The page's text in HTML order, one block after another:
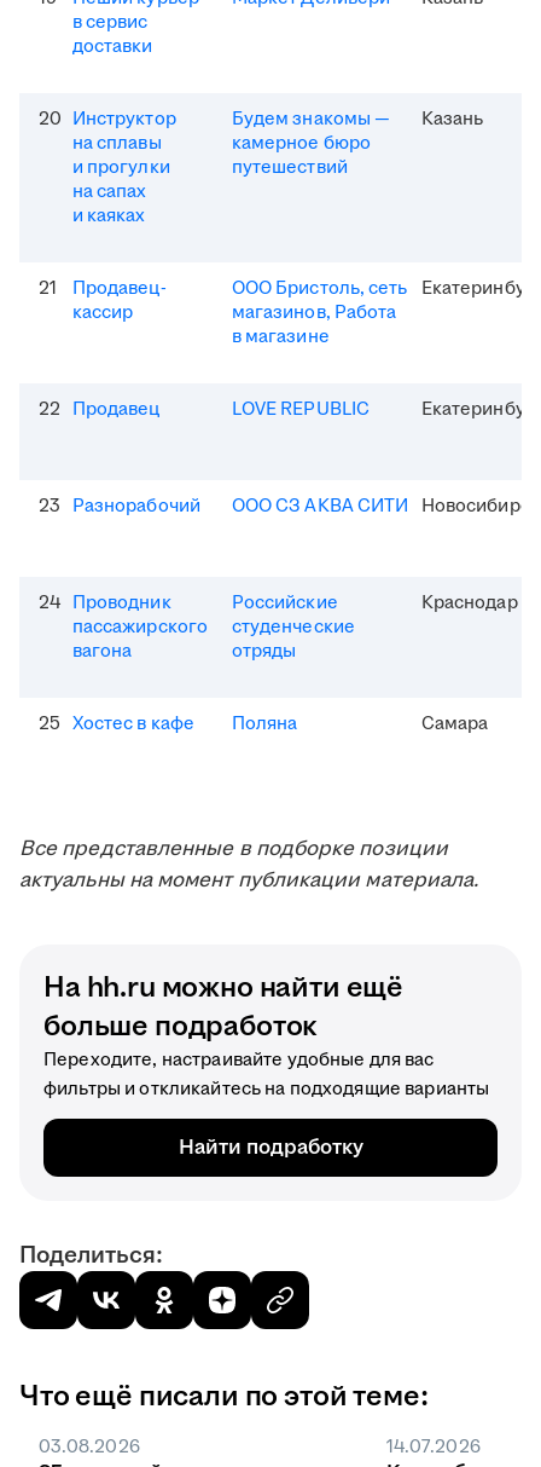
в сервис
доставки
20 Инструктор
на сплавы
и прогулки
на сапах
и каяках
Будем знакомы —
камерное бюро
путешествий
Казань
21
Продавец-
кассир
ООО Бристоль, сеть
магазинов, Работа
в магазине
22 Продавец LOVE REPUBLIC
23 Разнорабочий ООО СЗ АКВА СИТИ Новосибирск
24 Проводник
пассажирского
вагона
Российские
студенческие
отряды
Краснодар
25 Хостес в кафе Поляна Самара
Все представленные в подборке позиции
актуальны на момент публикации материала.
На hh.ru можно найти ещё
больше подработок
Переходите, настраивайте удобные для вас
фильтры и откликайтесь на подходящие варианты
Найти подработку
Поделиться:
Что ещё писали по этой теме:
03.08.2026 14.07.2026